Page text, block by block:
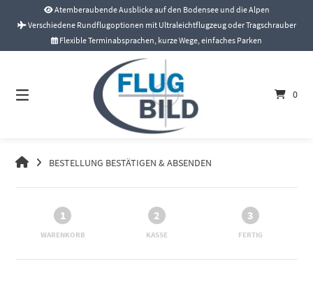
Atemberaubende Ausblicke auf den Bodensee und die Alpen
Verschiedene Rundflugoptionen mit Ultraleichtflugzeug oder Tragschrauber
Flexible Terminabsprachen, kurze Wege, einfaches Parken
0
BESTELLUNG BESTÄTIGEN & ABSENDEN
1
WARENKORB
2
KASSE
3
FERTIG